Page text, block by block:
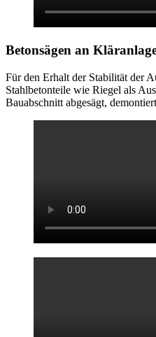
Betonsägen an
Für den Erhalt der Stabilität der
Stahlbetonteile wie Riegel als
Bauabschnitt abgesägt,